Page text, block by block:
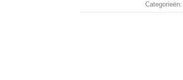
Categorieën: